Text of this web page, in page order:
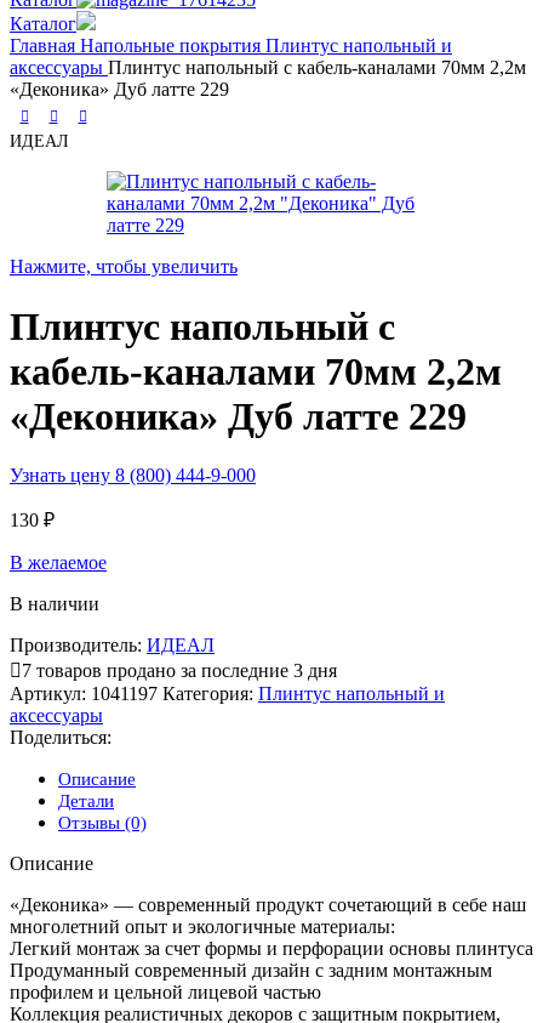
Каталог
Главная Напольные покрытия Плинтус напольный и
аксессуары Плинтус напольный с кабель-каналами 70мм 2,2м
«Деконика» Дуб латте 229
ИДЕАЛ
Нажмите, чтобы увеличить
Плинтус напольный с
кабель-каналами 70мм 2,2м
«Деконика» Дуб латте 229
Узнать цену 8 (800) 444-9-000
130 ₽
В желаемое
В наличии
Производитель: ИДЕАЛ
7 товаров продано за последние 3 дня
Артикул: 1041197 Категория: Плинтус напольный и
аксессуары
Поделиться:
Описание
Детали
Отзывы (0)
Описание
«Деконика» — современный продукт сочетающий в себе наш
многолетний опыт и экологичные материалы:
Легкий монтаж за счет формы и перфорации основы плинтуса
Продуманный современный дизайн с задним монтажным
профилем и цельной лицевой частью
Коллекция реалистичных декоров с защитным покрытием,